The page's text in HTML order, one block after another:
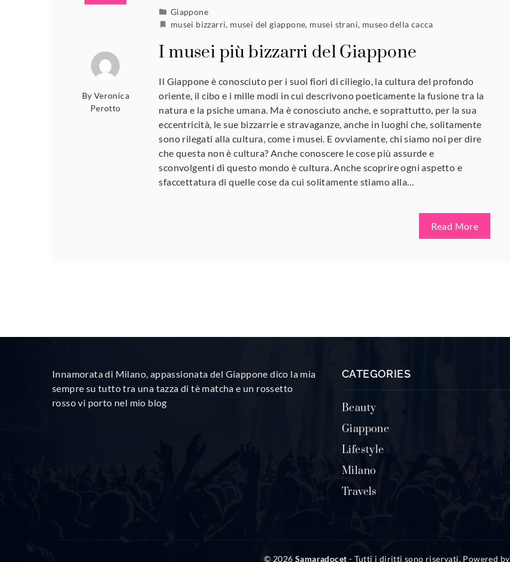
By Veronica
Perotto
Giappone
musei bizzarri, musei del giappone, musei strani, museo della cacca
I musei più bizzarri del Giappone
Il Giappone è conosciuto per i suoi fiori di ciliegio, la cultura del profondo
oriente, il cibo e i mille modi in cui descrivono poeticamente la fusione tra la
natura e la psiche umana. Ma è conosciuto anche, e soprattutto, per la sua
eccentricità, le sue bizzarrie e stravaganze, anche in luoghi che, solitamente
sono rilegati alla cultura, come i musei. E ovviamente, chi siamo noi per dire
che questa non è cultura? Anche conoscere le cose più assurde e
sconvolgenti di questo mondo è cultura. Anche scoprire ogni aspetto e
sfaccettatura di quelle cose da cui solitamente stiamo alla…
Read More
Innamorata di Milano, appassionata del Giappone dico la mia
sempre su tutto tra una tazza di tè matcha e un rossetto
rosso vi porto nel mio blog
CATEGORIES
Beauty
Giappone
Lifestyle
Milano
Travels
© 2026 Samaradocet - Tutti i diritti sono riservati. Powered by